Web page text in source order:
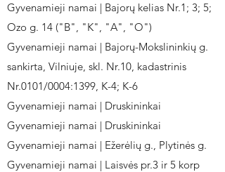
Gyvenamieji namai | Bajorų kelias Nr.1; 3; 5;
Ozo g. 14 ("B", "K", "A", "O")
Gyvenamieji namai | Bajorų-Mokslininkių g.
sankirta, Vilniuje, skl. Nr.10, kadastrinis
Nr.0101/0004:1399, K-4; K-6
Gyvenamieji namai | Druskininkai
Gyvenamieji namai | Druskininkai
Gyvenamieji namai | Ežerėlių g., Plytinės g.
Gyvenamieji namai | Laisvės pr.3 ir 5 korp